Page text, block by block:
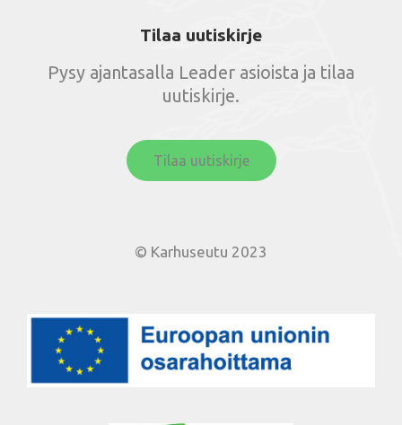
Tilaa uutiskirje
Pysy ajantasalla Leader asioista ja tilaa
uutiskirje.
Tilaa uutiskirje
© Karhuseutu 2023